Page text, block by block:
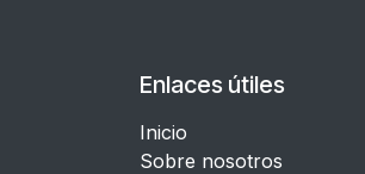
Enlaces útiles
Inicio
Sobre nosotros